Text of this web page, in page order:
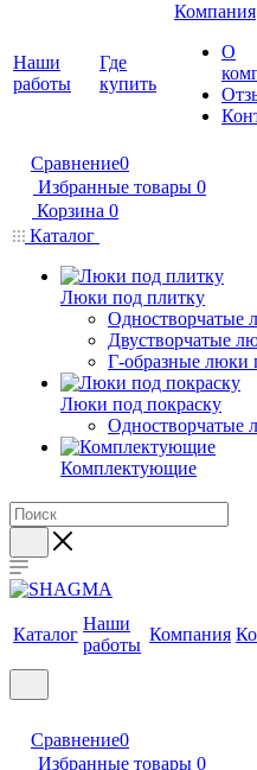
Наши
работы
Где
купить
Компания
О
Сравнение0
Избранные товары 0
Корзина 0
Каталог
Люки под плитку
Одностворчатые
Двустворчатые
Г-образные люки
Люки под покраску
Одностворчатые
Комплектующие
Каталог
Наши
работы
Компания
Сравнение0
Избранные товары 0